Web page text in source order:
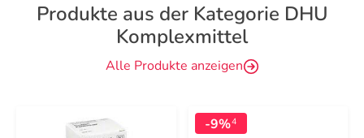
Produkte aus der Kategorie DHU
Komplexmittel
Alle Produkte anzeigen
-9%4